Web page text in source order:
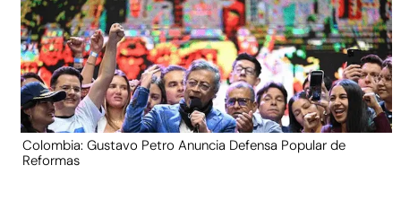
Colombia: Gustavo Petro Anuncia Defensa Popular de
Reformas